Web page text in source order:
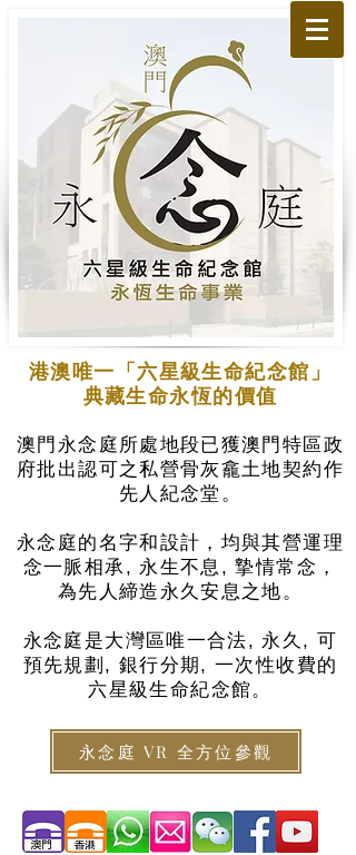
港澳唯一「六星級生命紀念館」
典藏生命永恆的價值
澳門永念庭所處地段已獲澳門特區政
府批出認可之私營骨灰龕土地契約作
先人紀念堂。
永念庭的名字和設計，均與其營運理
念一脈相承, 永生不息, 摯情常念，
為先人締造永久安息之地。
永念庭是大灣區唯一合法, 永久, 可
預先規劃, 銀行分期, 一次性收費的
六星級生命紀念館。
永念庭 VR 全方位參觀